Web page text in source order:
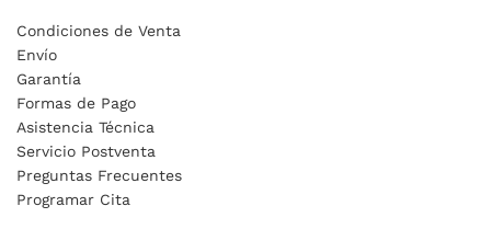
Condiciones de Venta
Envío
Garantía
Formas de Pago
Asistencia Técnica
Servicio Postventa
Preguntas Frecuentes
Programar Cita